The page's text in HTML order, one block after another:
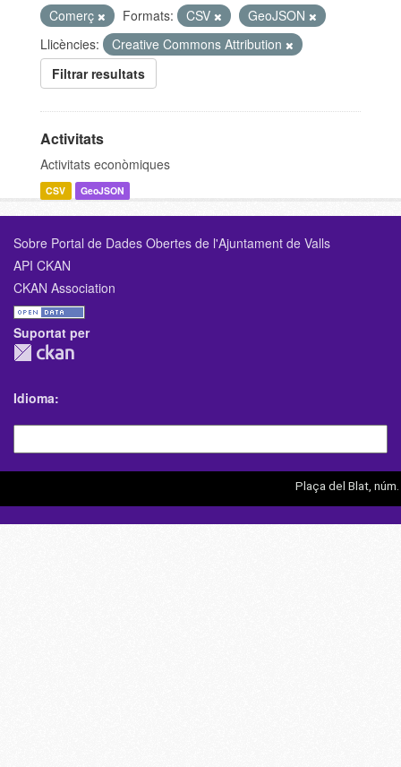
Comerç
Formats: CSV
GeoJSON
Llicències:
Creative Commons Attribution
Filtrar resultats
Activitats
Activitats econòmiques
CSV GeoJSON
Sobre Portal de Dades Obertes de l'Ajuntament de Valls
API CKAN
CKAN Association
Suportat per
Idioma
Plaça del Blat,